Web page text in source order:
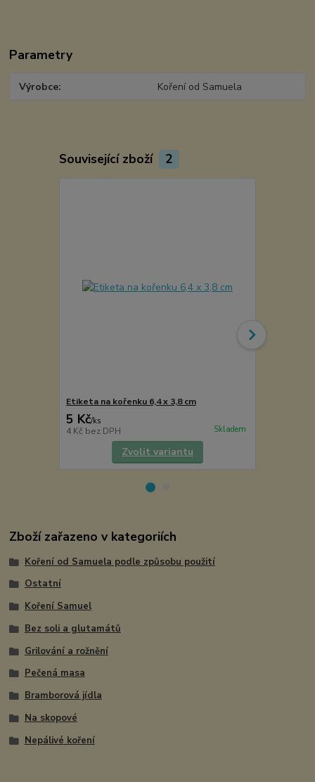
Parametry
Výrobce Koření od Samuela
Související zboží 2
Etiketa na kořenku 6,4 x 3,8 cm
5 Kč/ks
4 Kč bez DPH Skladem
Zvolit variantu
Zboží zařazeno v kategoriích
Koření od Samuela podle způsobu použití
Ostatní
Koření Samuel
Bez soli a glutamátů
Grilování a rožnění
Pečená masa
Bramborová jídla
Na skopové
Nepálivé koření